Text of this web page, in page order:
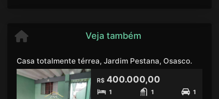
Veja também
Casa totalmente térrea, Jardim Pestana, Osasco.
R$ 400.000,00
1 1 1